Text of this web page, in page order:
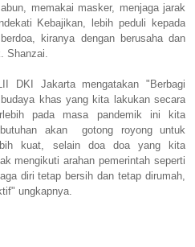
memakai masker, menjaga jarak
Kebajikan, lebih peduli kepada
kiranya dengan berusaha dan
Shanzai.
DKI Jakarta mengatakan "Berbagi
khas yang kita lakukan secara
pada masa pandemik ini kita
akan
gotong royong untuk
kuat, selain doa doa yang kita
mengikuti arahan pemerintah seperti
diri tetap bersih dan tetap dirumah,
ungkapnya.